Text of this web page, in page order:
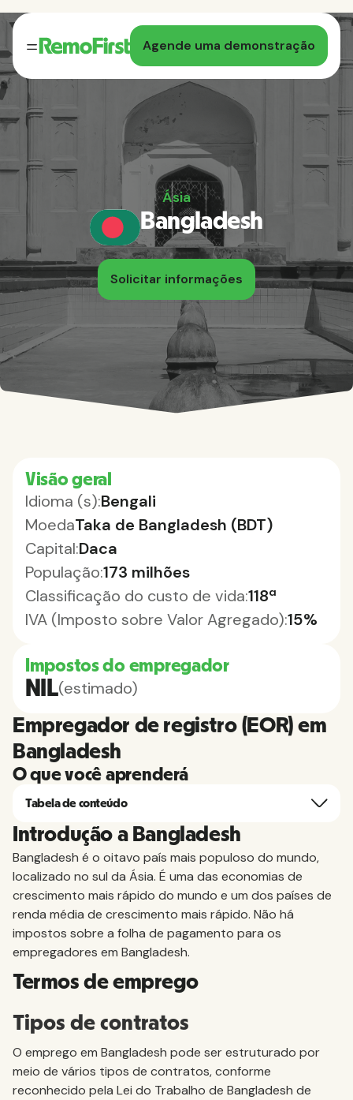
Agende uma demonstração
Ásia
Bangladesh
Solicitar informações
Empregador de registro (EOR) em
Bangladesh
O que você aprenderá
Tabela de conteúdo
Introdução a Bangladesh
Bangladesh é o oitavo país mais populoso do mundo,
localizado no sul da Ásia. É uma das economias de
crescimento mais rápido do mundo e um dos países de
renda média de crescimento mais rápido. Não há
impostos sobre a folha de pagamento para os
empregadores em Bangladesh.
Termos de emprego
Tipos de contratos
O emprego em Bangladesh pode ser estruturado por
meio de vários tipos de contratos, conforme
reconhecido pela Lei do Trabalho de Bangladesh de
Visão geral
Idioma (s):Bengali
MoedaTaka de Bangladesh (BDT)
Capital:Daca
População:173 milhões
Classificação do custo de vida:118ª
IVA (Imposto sobre Valor Agregado):15%
Impostos do empregador
NIL(estimado)